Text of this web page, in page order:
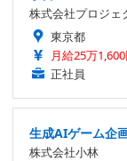
株式会社プロジェ
東京都
月給25万
正社員
生成AIゲーム企
株式会社小林